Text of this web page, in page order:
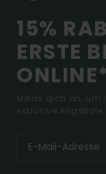
15%
ERSTE
ONLINE*
Melde dich an, um
exklusive Angebote